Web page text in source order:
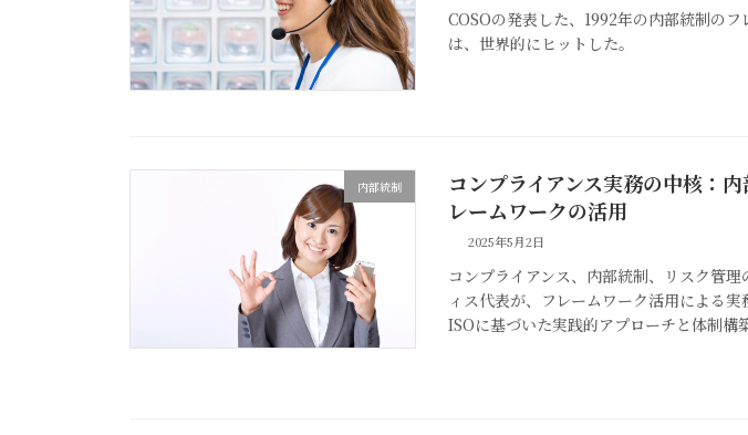
COSOの発表した、1992年の内部統制の
は、世界的にヒットした。
内部統制
コンプライアンス実務の中核：
レームワークの活用
2025年5月2日
コンプライアンス、内部統制、リスク管
ィス代表が、フレームワーク活用による実
ISOに基づいた実践的アプローチと体制構